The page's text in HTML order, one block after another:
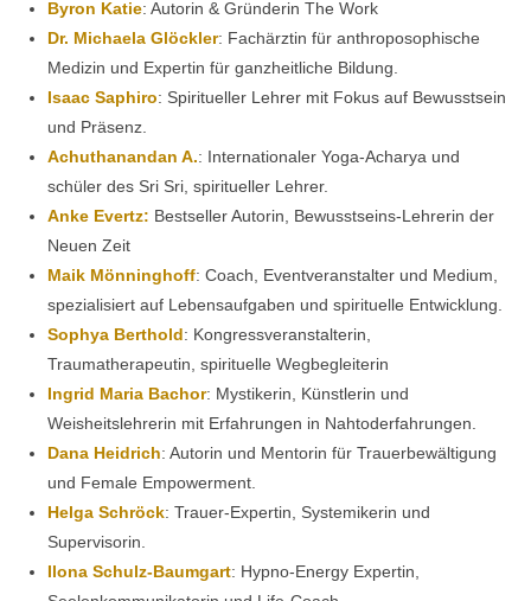
Byron Katie: Autorin & Gründerin The Work
Dr. Michaela Glöckler: Fachärztin für anthroposophische
Medizin und Expertin für ganzheitliche Bildung.
Isaac Saphiro: Spiritueller Lehrer mit Fokus auf Bewusstsein
und Präsenz.
Achuthanandan A.: Internationaler Yoga-Acharya und
schüler des Sri Sri, spiritueller Lehrer.
Anke Evertz: Bestseller Autorin, Bewusstseins-Lehrerin der
Neuen Zeit
Maik Mönninghoff: Coach, Eventveranstalter und Medium,
spezialisiert auf Lebensaufgaben und spirituelle Entwicklung.
Sophya Berthold: Kongressveranstalterin,
Traumatherapeutin, spirituelle Wegbegleiterin
Ingrid Maria Bachor: Mystikerin, Künstlerin und
Weisheitslehrerin mit Erfahrungen in Nahtoderfahrungen.
Dana Heidrich: Autorin und Mentorin für Trauerbewältigung
und Female Empowerment.
Helga Schröck: Trauer-Expertin, Systemikerin und
Supervisorin.
Ilona Schulz-Baumgart: Hypno-Energy Expertin,